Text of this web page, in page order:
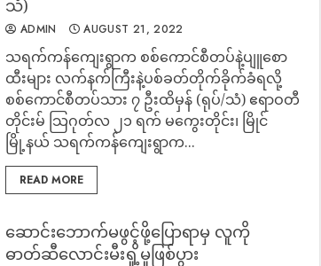
သံ)
ADMIN AUGUST 21, 2022
သရက်ကန်ကျေးရွာက စစ်ကောင်စီတပ်နဲ့ပျူစော
ထီးများ လက်နက်ကြီးနဲ့ပစ်ခတ်တိုက်ခိုက်ခံရလို့
စစ်ကောင်စီတပ်သား ၇ ဦးထိမှန် (ရုပ်/သံ) ဧရာဝတီ
တိုင်းမ် သြဂုတ်လ ၂၁ ရက် မကွေးတိုင်း၊ မြိုင်
မြို့နယ် သရက်ကန်ကျေးရွာက...
READ MORE
ဆောင်းဘောက်မဖွင့်ဖို့ပြောရာမှ လူကို
ဓာတ်ဆီလောင်းမီးရှို့မှုဖြစ်ပွား